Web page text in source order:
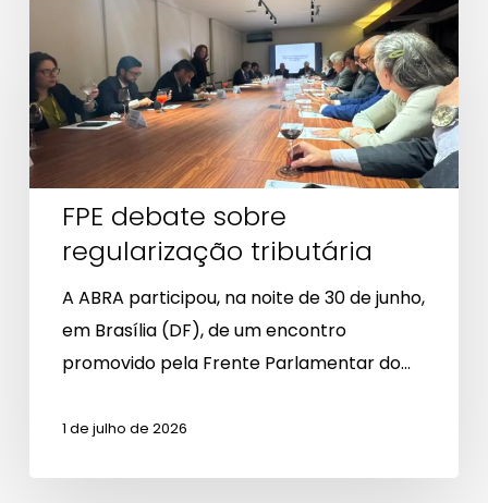
sobre
regularização
tributária
FPE debate sobre
regularização tributária
A ABRA participou, na noite de 30 de junho,
em Brasília (DF), de um encontro
promovido pela Frente Parlamentar do…
1 de julho de 2026